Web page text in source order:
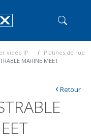
vidéo IP
Platines de rue
MARINE MEET
‹Retour